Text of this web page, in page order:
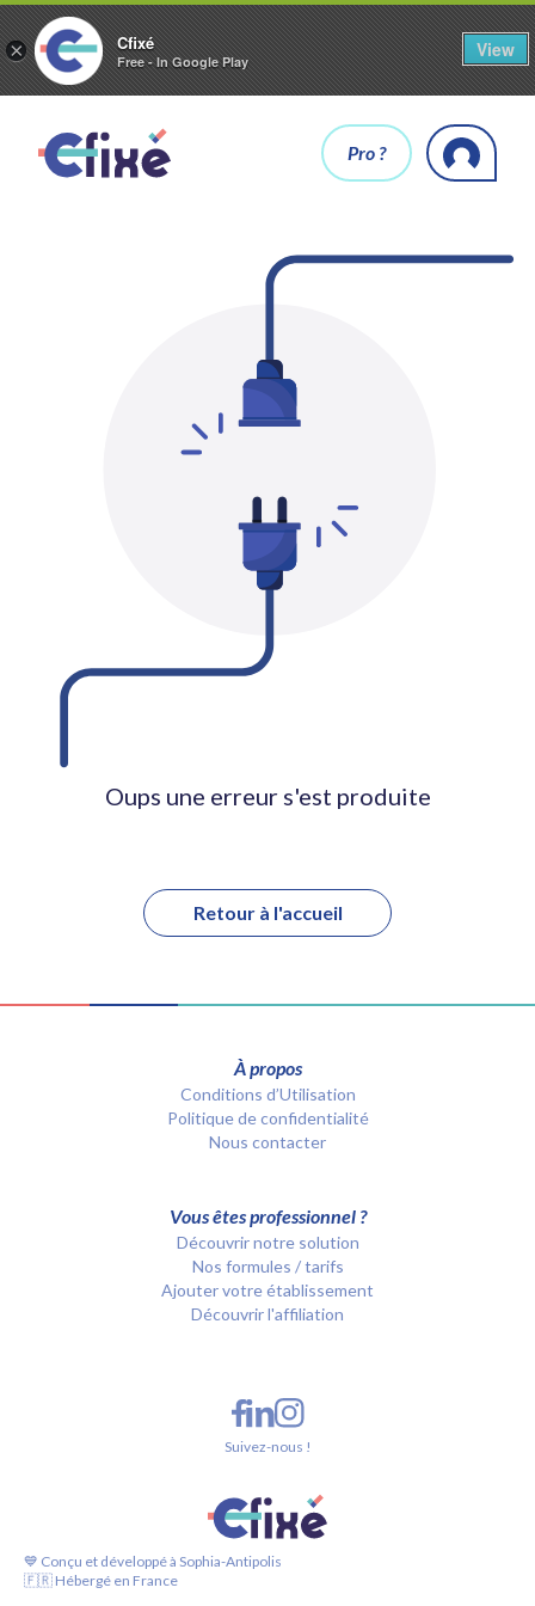
× Cfixé
Free - In Google Play
View
Pro ?
Oups une erreur s'est produite
Retour à l'accueil
À propos
Conditions d’Utilisation
Politique de confidentialité
Nous contacter
Vous êtes professionnel ?
Découvrir notre solution
Nos formules / tarifs
Ajouter votre établissement
Découvrir l'affiliation
💙 Conçu et développé à Sophia-Antipolis
🇫🇷 Hébergé en France
Suivez-nous !